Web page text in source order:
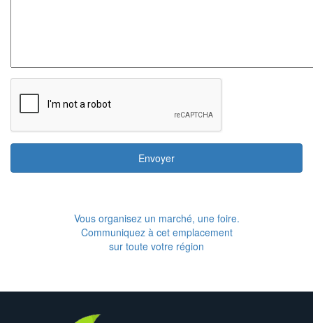
Envoyer
Vous organisez un marché, une foire.
Communiquez à cet emplacement
sur toute votre région